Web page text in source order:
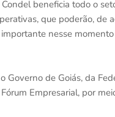
beneficia todo o
que poderão, de
nesse
de Goiás, da
Empresarial, por